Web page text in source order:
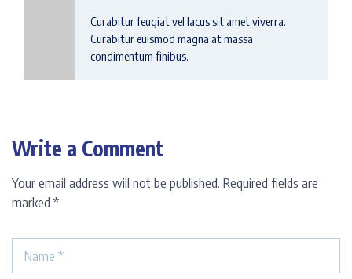
Curabitur feugiat vel lacus sit amet viverra.
Curabitur euismod magna at massa
condimentum finibus.
Write a Comment
Your email address will not be published. Required fields are
marked *